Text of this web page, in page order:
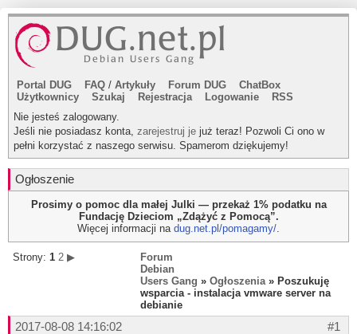
Portal DUG FAQ / Artykuły Forum DUG
ChatBox
Użytkownicy
Szukaj Rejestracja Logowanie
RSS
Nie jesteś zalogowany.
Jeśli nie posiadasz konta, zarejestruj je już teraz! Pozwoli Ci ono w
pełni korzystać z naszego serwisu. Spamerom dziękujemy!
Ogłoszenie
Prosimy o pomoc dla małej Julki — przekaż 1% podatku na
Fundację Dzieciom „Zdążyć z Pomocą”.
Więcej informacji na dug.net.pl/pomagamy/.
Strony: 1 2 ▶
Forum
Debian
Users Gang » Ogłoszenia» Poszukuję
wsparcia - instalacja vmware server na
debianie
#1
2017-08-08 14:16:02